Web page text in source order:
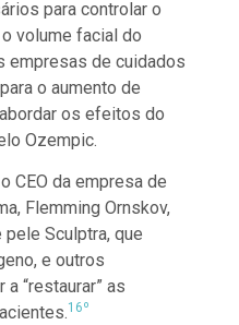
para controlar o
volume facial do
empresas de cuidados
o aumento de
os efeitos do
Ozempic.
CEO da empresa de
Flemming Ornskov,
Sculptra, que
e outros
“restaurar” as
16º